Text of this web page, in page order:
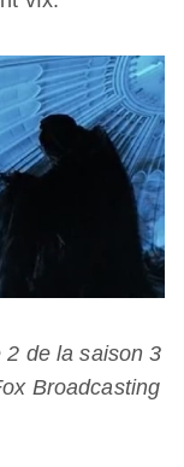
2 de la saison 3
Broadcasting